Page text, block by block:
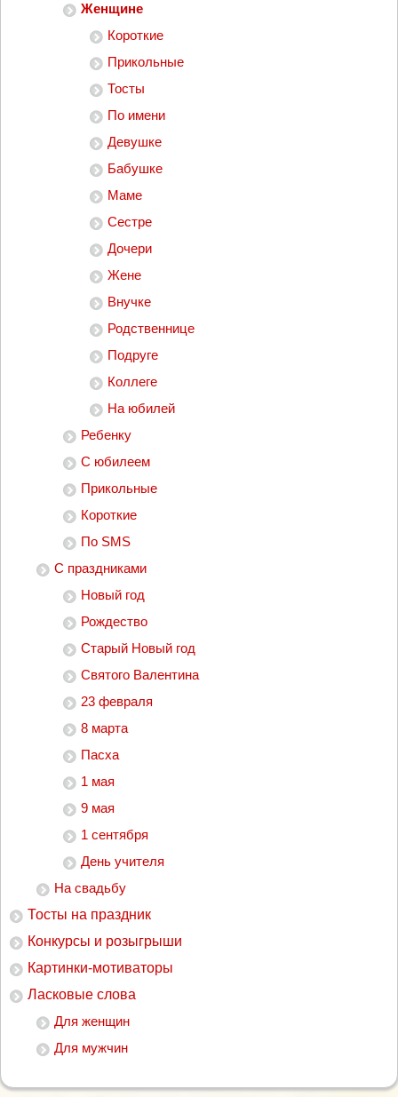
Женщине
Короткие
Прикольные
Тосты
По имени
Девушке
Бабушке
Маме
Сестре
Дочери
Жене
Внучке
Родственнице
Подруге
Коллеге
На юбилей
Ребенку
С юбилеем
Прикольные
Короткие
По SMS
С праздниками
Новый год
Рождество
Старый Новый год
Святого Валентина
23 февраля
8 марта
Пасха
1 мая
9 мая
1 сентября
День учителя
На свадьбу
Тосты на праздник
Конкурсы и розыгрыши
Картинки-мотиваторы
Ласковые слова
Для женщин
Для мужчин